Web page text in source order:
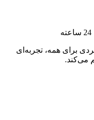
برای همه، تجربه‌ای
می‌کند.